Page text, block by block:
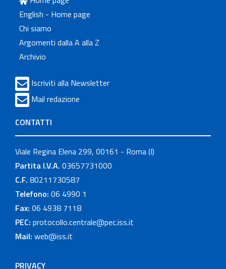
English - Home page
Chi siamo
Argomenti dalla A alla Z
Archivio
Iscriviti alla Newsletter
Mail redazione
CONTATTI
Viale Regina Elena 299, 00161 - Roma (I)
Partita I.V.A. 03657731000
C.F. 80211730587
Telefono: 06 4990 1
Fax: 06 4938 7118
PEC: protocollo.centrale@pec.iss.it
Mail: web@iss.it
PRIVACY